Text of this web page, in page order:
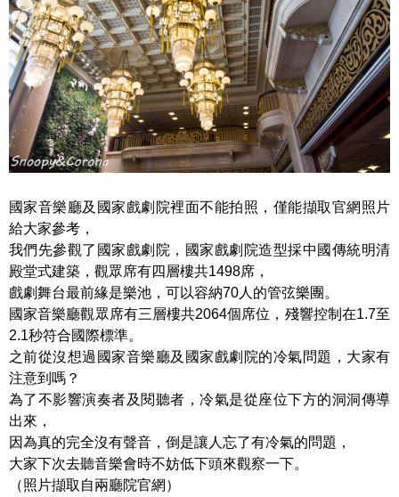
國家音樂廳及國家戲劇院裡面不能拍照，僅能擷取官網照片
給大家參考，
我們先參觀了國家戲劇院，國家戲劇院造型採中國傳統明清
殿堂式建築，觀眾席有四層樓共1498席，
戲劇舞台最前緣是樂池，可以容納70人的管弦樂團。
國家音樂廳觀眾席有三層樓共2064個席位，殘響控制在1.7至
2.1秒符合國際標準。
之前從沒想過國家音樂廳及國家戲劇院的冷氣問題，大家有
注意到嗎？
為了不影響演奏者及閱聽者，冷氣是從座位下方的洞洞傳導
出來，
因為真的完全沒有聲音，倒是讓人忘了有冷氣的問題，
大家下次去聽音樂會時不妨低下頭來觀察一下。
（照片擷取自兩廳院官網）